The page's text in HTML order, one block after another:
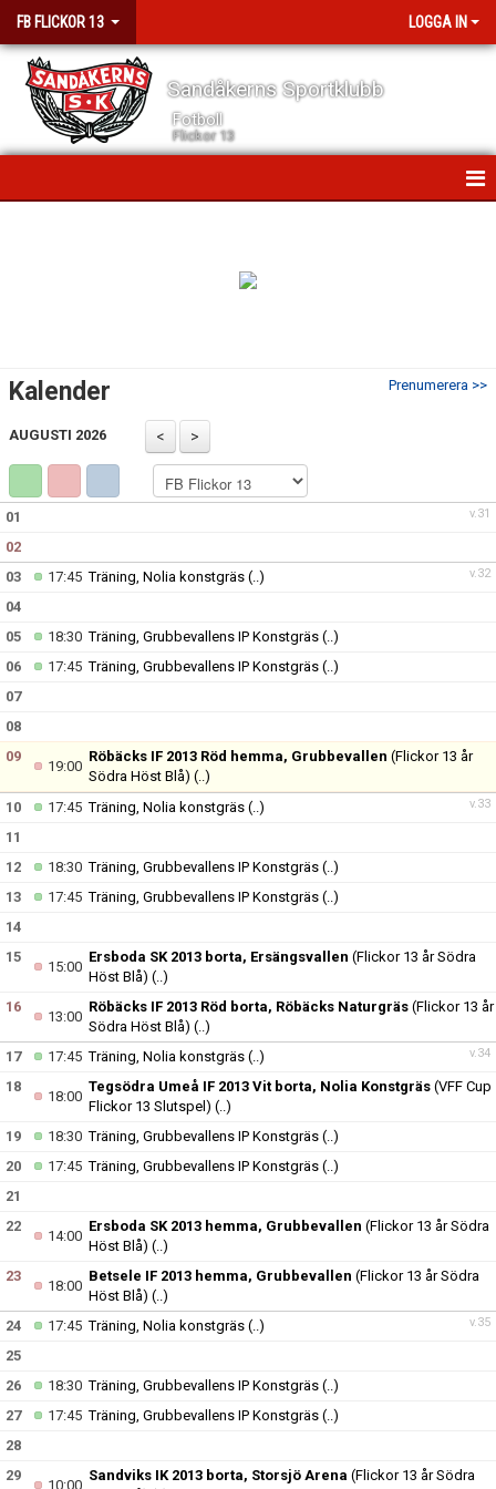
FB FLICKOR 13 LOGGA IN
Sandåkerns Sportklubb
Fotboll
Flickor 13
BILDGALLERI
DOKUMENT
KONTAKT
ANMÄLAN FOTBOLL F13
Prenumerera >>
Kalender
AUGUSTI 2026
v.31
01
02
v.32
03 17:45Träning, Nolia konstgräs (..)
04
05
18:30Träning, Grubbevallens IP Konstgräs (..)
06
17:45Träning, Grubbevallens IP Konstgräs (..)
07
08
09
19:00
Röbäcks IF 2013 Röd hemma, Grubbevallen (Flickor 13 år
Södra Höst Blå) (..)
v.33
10 17:45Träning, Nolia konstgräs (..)
11
12
18:30Träning, Grubbevallens IP Konstgräs (..)
13
17:45Träning, Grubbevallens IP Konstgräs (..)
14
15
15:00
Ersboda SK 2013 borta, Ersängsvallen (Flickor 13 år Södra
Höst Blå) (..)
16
13:00
Röbäcks IF 2013 Röd borta, Röbäcks Naturgräs (Flickor 13 år
Södra Höst Blå) (..)
v.34
17 17:45Träning, Nolia konstgräs (..)
18
18:00
Tegsödra Umeå IF 2013 Vit borta, Nolia Konstgräs (VFF Cup
Flickor 13 Slutspel) (..)
19
18:30Träning, Grubbevallens IP Konstgräs (..)
20
17:45Träning, Grubbevallens IP Konstgräs (..)
21
22
14:00
Ersboda SK 2013 hemma, Grubbevallen (Flickor 13 år Södra
Höst Blå) (..)
23
18:00
Betsele IF 2013 hemma, Grubbevallen (Flickor 13 år Södra
Höst Blå) (..)
v.35
24 17:45Träning, Nolia konstgräs (..)
25
26
18:30Träning, Grubbevallens IP Konstgräs (..)
27
17:45Träning, Grubbevallens IP Konstgräs (..)
28
29
10:00
Sandviks IK 2013 borta, Storsjö Arena (Flickor 13 år Södra